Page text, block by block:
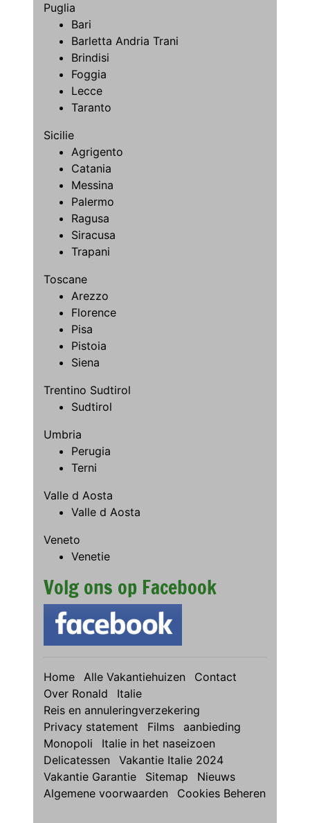
Puglia
Bari
Barletta Andria Trani
Brindisi
Foggia
Lecce
Taranto
Sicilie
Agrigento
Catania
Messina
Palermo
Ragusa
Siracusa
Trapani
Toscane
Arezzo
Florence
Pisa
Pistoia
Siena
Trentino Sudtirol
Sudtirol
Umbria
Perugia
Terni
Valle d Aosta
Valle d Aosta
Veneto
Venetie
Volg ons op Facebook
Home Alle Vakantiehuizen
Contact
Over Ronald
Italie
Reis en annuleringverzekering
Privacy statement
Films
aanbieding
Monopoli
Italie in het naseizoen
Delicatessen
Vakantie Italie 2024
Vakantie Garantie
Sitemap
Nieuws
Algemene voorwaarden
Cookies Beheren